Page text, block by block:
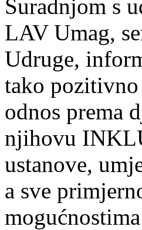
Suradnjom s
LAV Umag,
Udruge,
tako pozitivno
odnos prema
njihovu
ustanove,
a sve